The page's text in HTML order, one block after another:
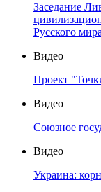
Заседание
Русского
Видео
Проект
Видео
Союзное
Видео
Украина: